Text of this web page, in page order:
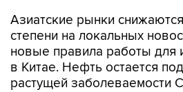
Азиатские рынки
степени на локальных
новые правила работы для
в Китае. Нефть остается
растущей заболеваемости